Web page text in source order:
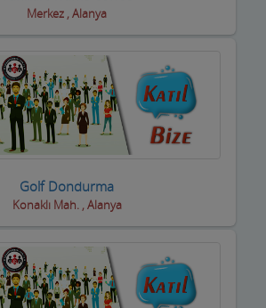
Merkez , Alanya
Golf Dondurma
Konaklı Mah. , Alanya